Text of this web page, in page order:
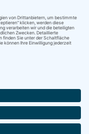
Angebote Für
,Selbstfahrertouren
- RIU Clubhotel
- Robinson Clubs -
Freizeitpark
on Air